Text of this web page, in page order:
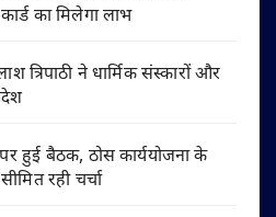
का मिलेगा लाभ
त्रिपाठी ने धार्मिक संस्कारों और
पर हुई बैठक, ठोस कार्ययोजना के
रही चर्चा